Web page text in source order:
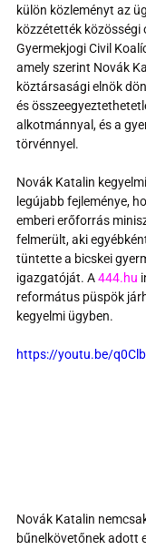
külön közleményt az
közzétették közösségi
Gyermekjogi Civil
amely szerint Novák
köztársasági elnök
és
alkotmánnyal, és a
törvénnyel.
Novák Katalin
legújabb fejleménye,
emberi erőforrás
felmerült, aki
tüntette a bicskei
igazgatóját. A 444.hu
református püspök
kegyelmi ügyben.
https://youtu.be/
Novák Katalin
bűnelkövetőnek adott